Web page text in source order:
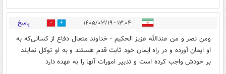
۱۳:۰۴ - ۱۴۰۵/۰۳/۱۹ 2 پاسخ
ومن نصر و من عندالله عزیز الحکیم - خداوند متعال دفاع از کسانی‌که به
او ایمان آورده و در راه ایمان خود ثابت قدم هستند و به او توکل نمایند
بر خودش واجب کرده است و تدبیر امورات آنها را به عهده دارد